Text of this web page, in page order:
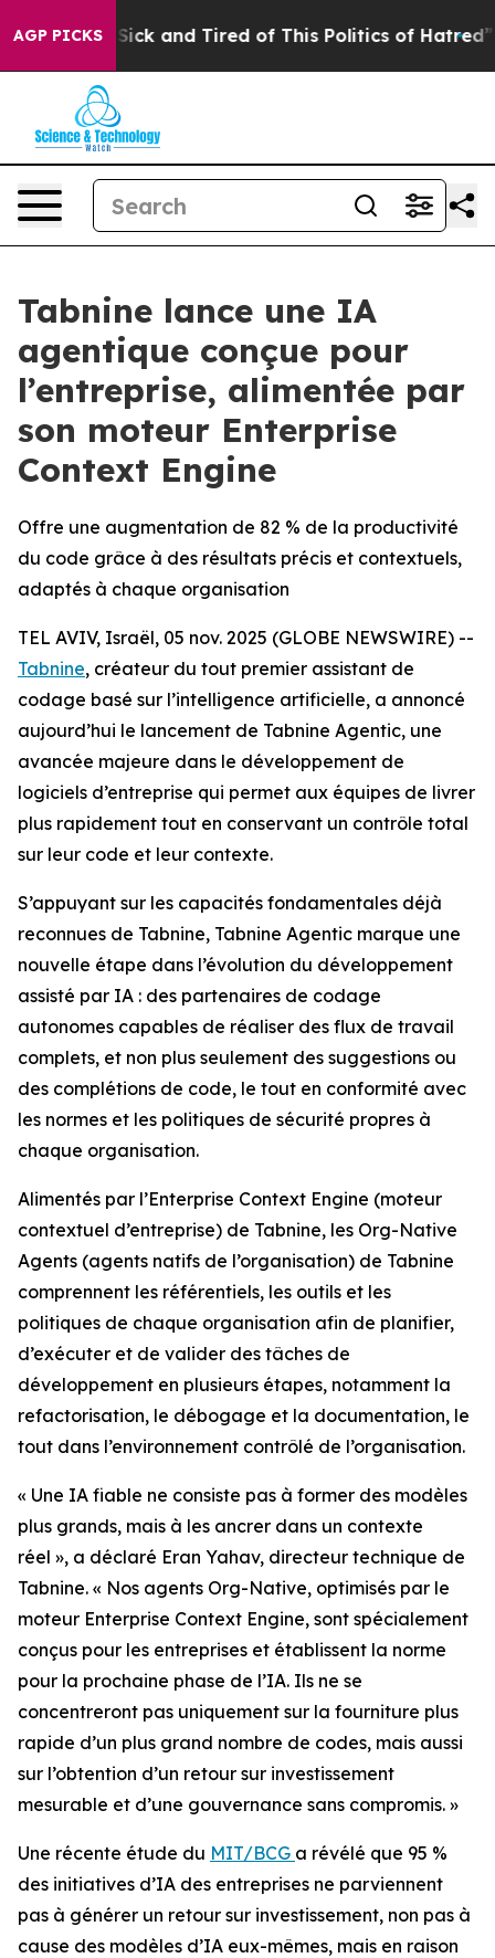
AGP PICKS
Are Sick and Tired of This Politics of Hatred” The
Tabnine lance une IA
agentique conçue pour
l’entreprise, alimentée par
son moteur Enterprise
Context Engine
Offre une augmentation de 82 % de la productivité
du code grâce à des résultats précis et contextuels,
adaptés à chaque organisation
TEL AVIV, Israël, 05 nov. 2025 (GLOBE NEWSWIRE) --
Tabnine, créateur du tout premier assistant de
codage basé sur l’intelligence artificielle, a annoncé
aujourd’hui le lancement de Tabnine Agentic, une
avancée majeure dans le développement de
logiciels d’entreprise qui permet aux équipes de livrer
plus rapidement tout en conservant un contrôle total
sur leur code et leur contexte.
S’appuyant sur les capacités fondamentales déjà
reconnues de Tabnine, Tabnine Agentic marque une
nouvelle étape dans l’évolution du développement
assisté par IA : des partenaires de codage
autonomes capables de réaliser des flux de travail
complets, et non plus seulement des suggestions ou
des complétions de code, le tout en conformité avec
les normes et les politiques de sécurité propres à
chaque organisation.
Alimentés par l’Enterprise Context Engine (moteur
contextuel d’entreprise) de Tabnine, les Org-Native
Agents (agents natifs de l’organisation) de Tabnine
comprennent les référentiels, les outils et les
politiques de chaque organisation afin de planifier,
d’exécuter et de valider des tâches de
développement en plusieurs étapes, notamment la
refactorisation, le débogage et la documentation, le
tout dans l’environnement contrôlé de l’organisation.
« Une IA fiable ne consiste pas à former des modèles
plus grands, mais à les ancrer dans un contexte
réel », a déclaré Eran Yahav, directeur technique de
Tabnine. « Nos agents Org-Native, optimisés par le
moteur Enterprise Context Engine, sont spécialement
conçus pour les entreprises et établissent la norme
pour la prochaine phase de l’IA. Ils ne se
concentreront pas uniquement sur la fourniture plus
rapide d’un plus grand nombre de codes, mais aussi
sur l’obtention d’un retour sur investissement
mesurable et d’une gouvernance sans compromis. »
Une récente étude du MIT/BCG a révélé que 95 %
des initiatives d’IA des entreprises ne parviennent
pas à générer un retour sur investissement, non pas à
cause des modèles d’IA eux-mêmes, mais en raison